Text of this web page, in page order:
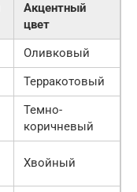
Акцентный
цвет
Оливковый
Терракотовый
Темно-
коричневый
Хвойный